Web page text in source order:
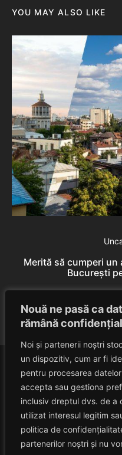
Nouă ne pasă ca
rămână
Noi și partenerii noștri
un dispozitiv, cum ar fi
pentru procesarea
accepta sau gestiona
inclusiv dreptul dvs. de a
utilizat interesul legitim
politica de
partenerilor noștri și nu
YOU MAY ALSO LIKE
Merită să cumperi un
București
Rares